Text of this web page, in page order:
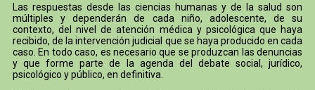
Las respuestas desde las ciencias humanas y de la salud son
múltiples y dependerán de cada niño, adolescente, de su
contexto, del nivel de atención médica y psicológica que haya
recibido, de la intervención judicial que se haya producido en cada
caso. En todo caso, es necesario que se produzcan las denuncias
y que forme parte de la agenda del debate social, jurídico,
psicológico y público, en definitiva.